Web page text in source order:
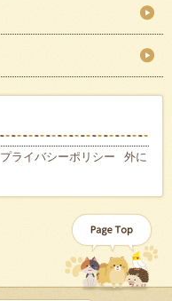
プライバシーポリシー
外に